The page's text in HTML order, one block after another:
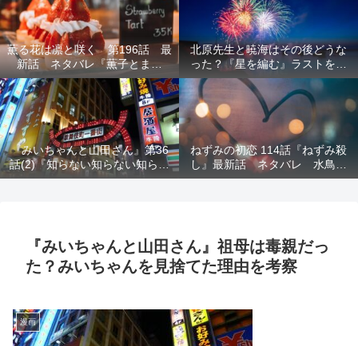
薫る花は凛と咲く 第196話 最
新話 ネタバレ『薫子とまど
か』
北原先生と暁海はその後どうな
った？『星を編む』ラストをネ
タバレ解説
『みいちゃんと山田さん』第36
話(2)『知らない知らない知らな
い』最新話 ネタバレ 犯人確
ねずみの初恋 114話『ねずみ殺
し』最新話 ネタバレ 水鳥死
亡 鯆を殺すか
『みいちゃんと山田さん』祖母は毒親だっ
た？みいちゃんを見捨てた理由を考察
漫画